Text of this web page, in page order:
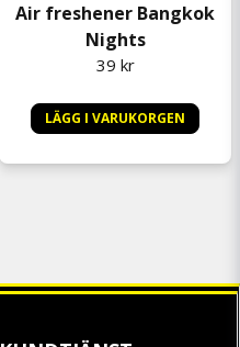
Air freshener Bangkok
Nights
39 kr
LÄGG I VARUKORGEN